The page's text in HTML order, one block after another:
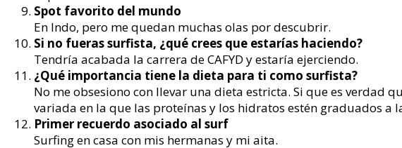
Spot favorito del mundo
En Indo, pero me quedan muchas olas por descubrir.
Si no fueras surfista, ¿qué crees que estarías haciendo?
Tendría acabada la carrera de CAFYD y estaría ejerciendo.
¿Qué importancia tiene la dieta para ti como surfista?
No me obsesiono con llevar una dieta estricta. Si que es verdad
variada en la que las proteínas y los hidratos estén graduados a
Primer recuerdo asociado al surf
Surfing en casa con mis hermanas y mi aita.